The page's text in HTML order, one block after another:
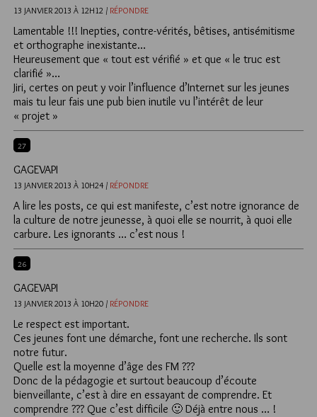
13 JANVIER 2013 À 12H12 / RÉPONDRE
Lamentable !!! Inepties, contre-vérités, bêtises, antisémitisme
et orthographe inexistante…
Heureusement que « tout est vérifié » et que « le truc est
clarifié »…
Jiri, certes on peut y voir l’influence d’Internet sur les jeunes
mais tu leur fais une pub bien inutile vu l’intérêt de leur
« projet »
27
GAGEVAPI
13 JANVIER 2013 À 10H24 / RÉPONDRE
A lire les posts, ce qui est manifeste, c’est notre ignorance de
la culture de notre jeunesse, à quoi elle se nourrit, à quoi elle
carbure. Les ignorants … c’est nous !
26
GAGEVAPI
13 JANVIER 2013 À 10H20 / RÉPONDRE
Le respect est important.
Ces jeunes font une démarche, font une recherche. Ils sont
notre futur.
Quelle est la moyenne d’âge des FM ???
Donc de la pédagogie et surtout beaucoup d’écoute
bienveillante, c’est à dire en essayant de comprendre. Et
comprendre ??? Que c’est difficile 🙂 Déjà entre nous … !